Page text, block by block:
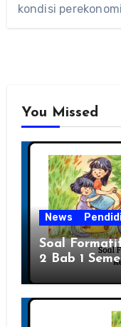
kondisi
You Missed
News
Soal
2 Bab 1